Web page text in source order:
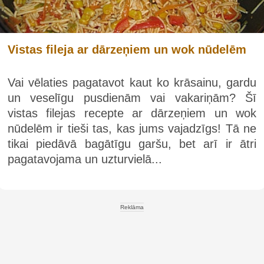
Vistas fileja ar dārzeņiem un wok nūdelēm
Vai vēlaties pagatavot kaut ko krāsainu, gardu
un veselīgu pusdienām vai vakariņām? Šī
vistas filejas recepte ar dārzeņiem un wok
nūdelēm ir tieši tas, kas jums vajadzīgs! Tā ne
tikai piedāvā bagātīgu garšu, bet arī ir ātri
pagatavojama un uzturvielā...
Reklāma